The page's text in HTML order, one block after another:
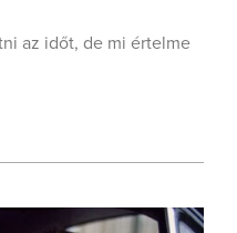
az időt, de mi értelme